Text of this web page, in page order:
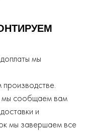
мы
мы сообщаем вам
и
мы завершаем все